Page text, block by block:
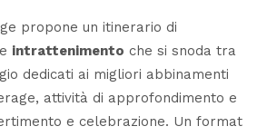
propone un itinerario di
intrattenimento che si snoda tra
dedicati ai migliori abbinamenti
attività di approfondimento e
e celebrazione. Un format